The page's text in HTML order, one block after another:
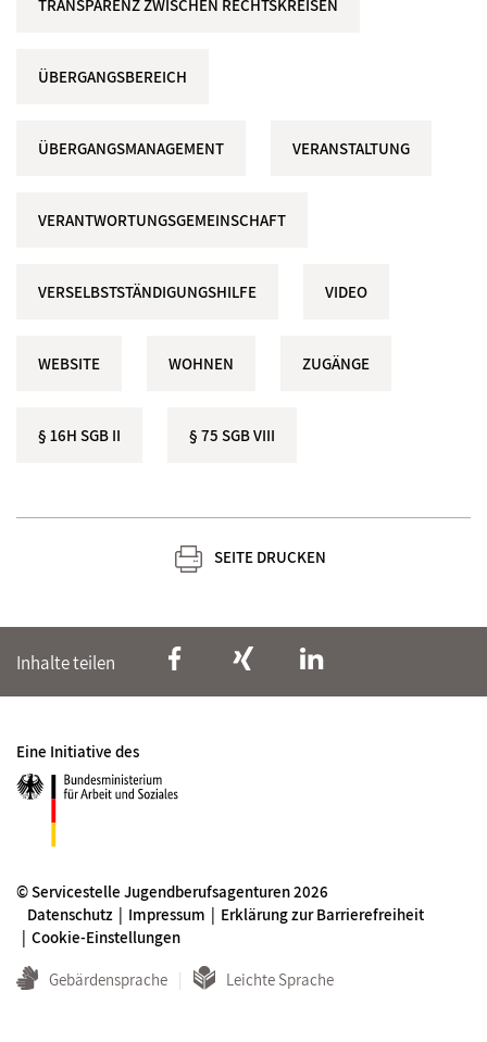
TRANSPARENZ ZWISCHEN RECHTSKREISEN
ÜBERGANGSBEREICH
ÜBERGANGSMANAGEMENT VERANSTALTUNG
VERANTWORTUNGSGEMEINSCHAFT
VERSELBSTSTÄNDIGUNGSHILFE VIDEO
WEBSITE WOHNEN ZUGÄNGE
§ 16H SGB II § 75 SGB VIII
SEITE DRUCKEN
Inhalte teilen
Eine Initiative des
© Servicestelle Jugendberufsagenturen 2026
Datenschutz
Impressum
Erklärung zur Barrierefreiheit
Cookie-Einstellungen
Gebärdensprache Leichte Sprache